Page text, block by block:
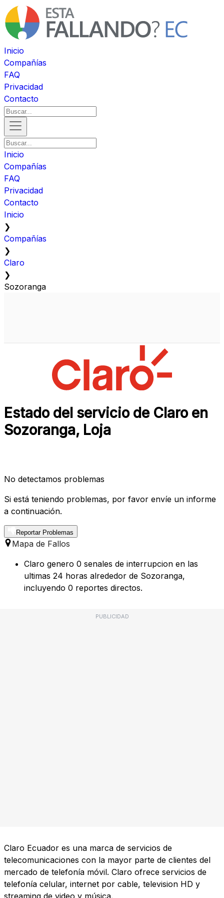
Inicio
Compañías
FAQ
Privacidad
Contacto
Inicio
Compañías
FAQ
Privacidad
Contacto
Inicio
❯
Compañías
❯
Claro
❯
Sozoranga
Estado del servicio de Claro en
Sozoranga, Loja
No detectamos problemas
Si está teniendo problemas, por favor envíe un informe
a continuación.
Reportar Problemas
Mapa de Fallos
Claro genero 0 senales de interrupcion en las
ultimas 24 horas alrededor de Sozoranga,
incluyendo 0 reportes directos.
PUBLICIDAD
Claro Ecuador es una marca de servicios de
telecomunicaciones con la mayor parte de clientes del
mercado de telefonía móvil. Claro ofrece servicios de
telefonía celular, internet por cable, television HD y